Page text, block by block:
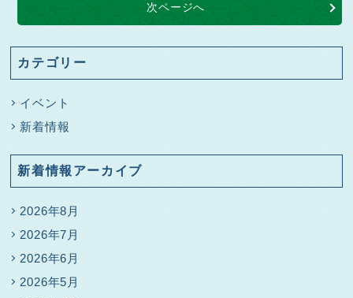
次ページへ
カテゴリー
イベント
新着情報
新着情報アーカイブ
2026年8月
2026年7月
2026年6月
2026年5月